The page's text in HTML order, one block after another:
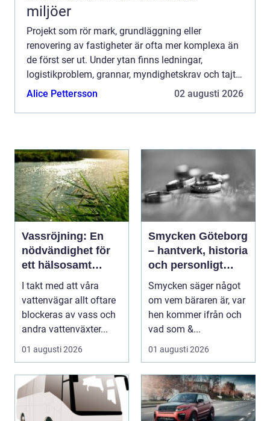
miljöer
Projekt som rör mark, grundläggning eller
renovering av fastigheter är ofta mer komplexa än
de först ser ut. Under ytan finns ledningar,
logistikproblem, grannar, myndighetskrav och tajta
tidsramar. När allt ska ske samtidigt behövs tydlig
Alice Pettersson 02 augusti 2026
Vassröjning: En
nödvändighet för
ett hälsosamt
vattenlandskap
I takt med att våra
vattenvägar allt oftare
blockeras av vass och
andra vattenväxter...
01 augusti 2026
Smycken Göteborg
– hantverk, historia
och personligt
uttryck
Smycken säger något
om vem bäraren är, var
hen kommer ifrån och
vad som &...
01 augusti 2026